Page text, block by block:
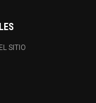
SITIO